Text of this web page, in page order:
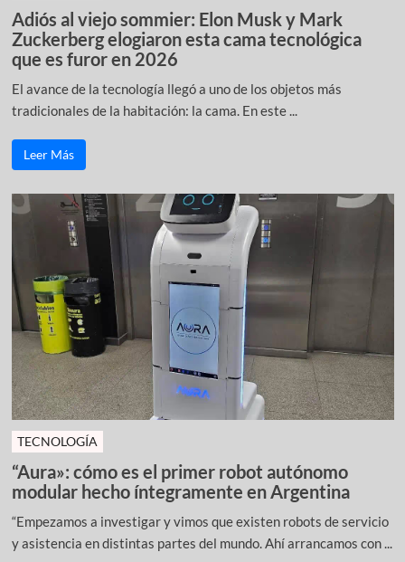
Adiós al viejo sommier: Elon Musk y Mark
Zuckerberg elogiaron esta cama tecnológica
que es furor en 2026
El avance de la tecnología llegó a uno de los objetos más
tradicionales de la habitación: la cama. En este ...
Leer Más
TECNOLOGÍA
“Aura»: cómo es el primer robot autónomo
modular hecho íntegramente en Argentina
“Empezamos a investigar y vimos que existen robots de servicio
y asistencia en distintas partes del mundo. Ahí arrancamos con ...